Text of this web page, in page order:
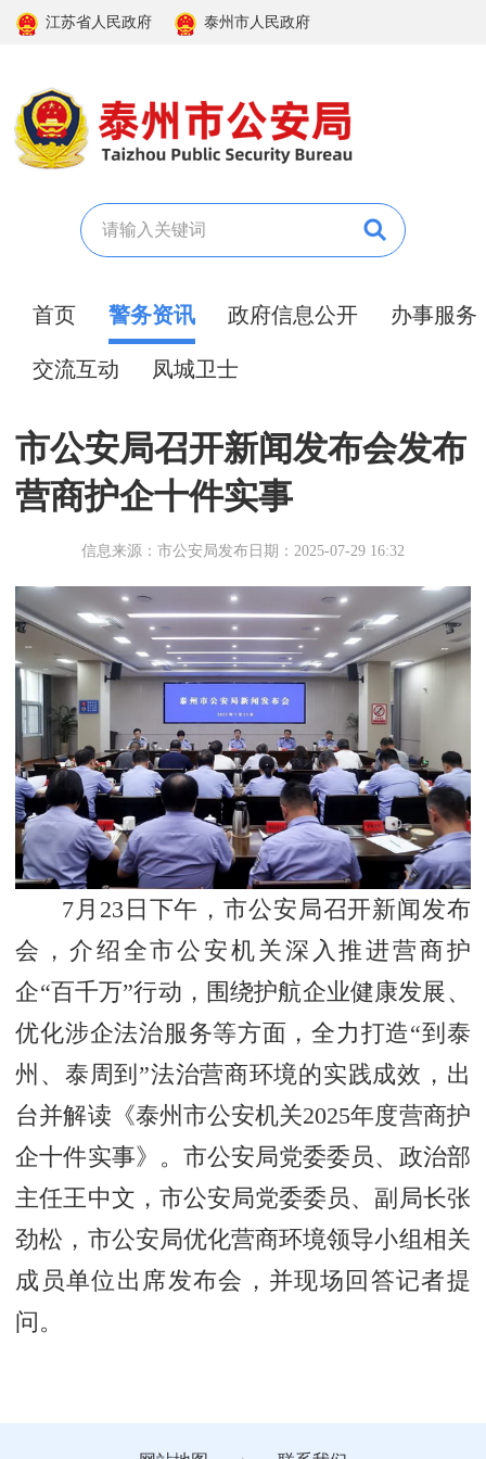
江苏省人民政府 泰州市人民政府
首页 警务资讯 政府信息公开 办事服务
交流互动 凤城卫士
市公安局召开新闻发布会发布
营商护企十件实事
信息来源：市公安局发布日期：2025-07-29 16:32
7月23日下午，市公安局召开新闻发布
会，介绍全市公安机关深入推进营商护
企“百千万”行动，围绕护航企业健康发展、
优化涉企法治服务等方面，全力打造“到泰
州、泰周到”法治营商环境的实践成效，出
台并解读《泰州市公安机关2025年度营商护
企十件实事》。市公安局党委委员、政治部
主任王中文，市公安局党委委员、副局长张
劲松，市公安局优化营商环境领导小组相关
成员单位出席发布会，并现场回答记者提
问。